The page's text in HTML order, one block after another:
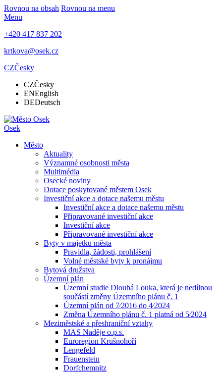
Rovnou na obsah Rovnou na menu
Menu
+420 417 837 202
krtkova@osek.cz
CZČesky
CZČesky
ENEnglish
DEDeutsch
Osek
Město
Aktuality
Významné osobnosti města
Multimédia
Osecké noviny
Dotace poskytované městem Osek
Investiční akce a dotace našemu městu
Investiční akce a dotace našemu městu
Připravované investiční akce
Investiční akce
Připravované investiční akce
Byty v majetku města
Pravidla, žádosti, prohlášení
Volné městské byty k pronájmu
Bytová družstva
Územní plán
Územní studie Dlouhá Louka, která je nedílnou
součástí změny Územního plánu č. 1
Územní plán od 7⁄2016 do 4⁄2024
Změna Územního plánu č. 1 platná od 5⁄2024
Meziměstské a přeshraniční vztahy
MAS Naděje o.p.s.
Euroregion Krušnohoří
Lengefeld
Frauenstein
Dorfchemnitz